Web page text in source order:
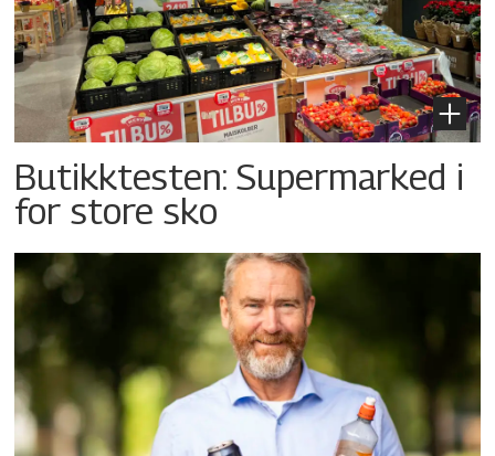
Butikktesten: Supermarked i
for store sko